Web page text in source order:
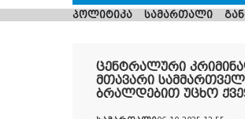
პოლიტიკა სამართალი
ცენტრალური
მთავარი
ბრალდებით უცხო